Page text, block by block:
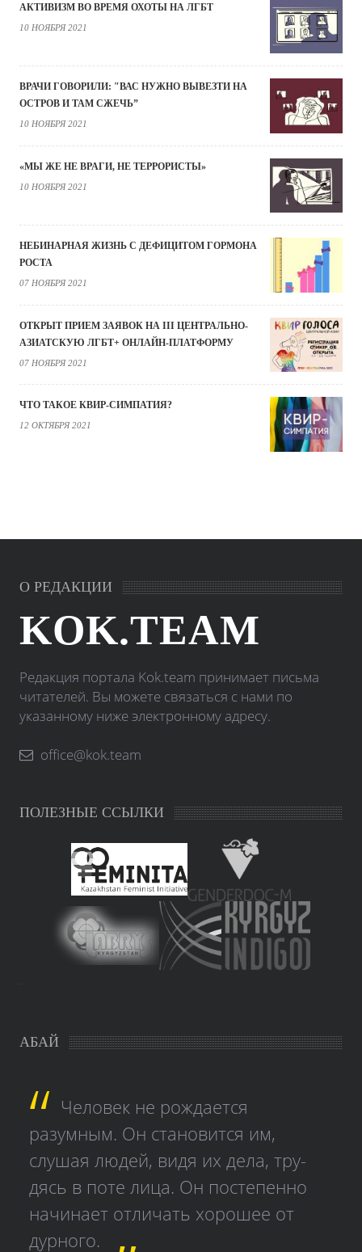
АКТИВИЗМ ВО ВРЕМЯ ОХОТЫ НА ЛГБТ
10 НОЯБРЯ 2021
ВРАЧИ ГОВОРИЛИ: "ВАС НУЖНО ВЫВЕЗТИ НА
ОСТРОВ И ТАМ СЖЕЧЬ”
10 НОЯБРЯ 2021
«МЫ ЖЕ НЕ ВРАГИ, НЕ ТЕРРОРИСТЫ»
10 НОЯБРЯ 2021
НЕБИНАРНАЯ ЖИЗНЬ С ДЕФИЦИТОМ ГОРМОНА
РОСТА
07 НОЯБРЯ 2021
ОТКРЫТ ПРИЕМ ЗАЯВОК НА III ЦЕНТРАЛЬНО-
АЗИАТСКУЮ ЛГБТ+ ОНЛАЙН-ПЛАТФОРМУ
07 НОЯБРЯ 2021
ЧТО ТАКОЕ КВИР-СИМПАТИЯ?
12 ОКТЯБРЯ 2021
О РЕДАКЦИИ
KOK.TEAM
Редакция портала Kok.team принимает письма
читателей. Вы можете связаться с нами по
указанному ниже электронному адресу.
office@kok.team
ПОЛЕЗНЫЕ ССЫЛКИ
АБАЙ
Человек не рождается
разумным. Он становится им,
слушая людей, видя их дела, тру­
дясь в поте лица. Он постепенно
начинает отличать хорошее от
дурного.